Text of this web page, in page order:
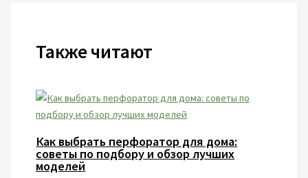
Также читают
Как выбрать перфоратор для дома:
советы по подбору и обзор лучших
моделей